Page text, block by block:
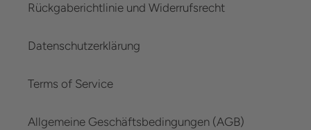
Rückgaberichtlinie und Widerrufsrecht
Datenschutzerklärung
Terms of Service
Allgemeine Geschäftsbedingungen (AGB)